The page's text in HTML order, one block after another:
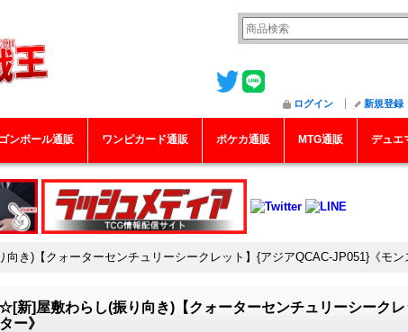
ログイン 新規登録
ンボール通販 ワンピカード通販 ポケカ通販 MTG通販 デュエ
き)【クォーターセンチュリーシークレット】{アジアQCAC-JP051}《モン
新]屋敷わらし(振り向き)【クォーターセンチュリーシーク
ー》